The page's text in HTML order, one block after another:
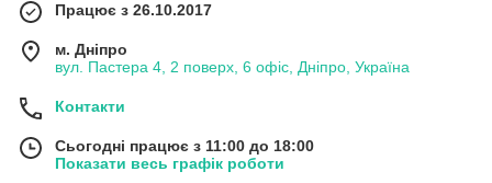
Працює з 26.10.2017
м. Дніпро
вул. Пастера 4, 2 поверх, 6 офіс, Дніпро, Україна
Контакти
Сьогодні працює з 11:00 до 18:00
Показати весь графік роботи